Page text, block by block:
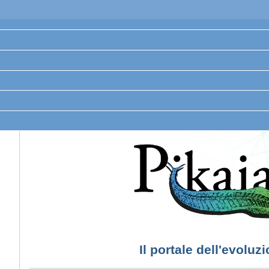
Il portale